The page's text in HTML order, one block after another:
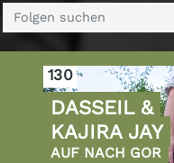
130
DASSEIL &
KAJIRA JAY
AUF NACH GOR